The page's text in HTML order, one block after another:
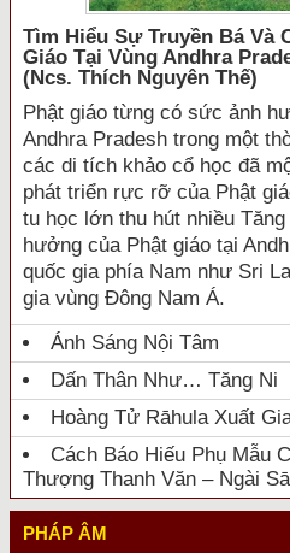
Tìm Hiểu Sự Truyền Bá Và
Giáo Tại Vùng Andhra
(ncs. Thích Nguyên Thế)
Phật giáo từng có sức ảnh
Andhra Pradesh trong một
các di tích khảo cổ học đã
phát triển rực rỡ của Phật
tu học lớn thu hút nhiều
hưởng của Phật giáo tại
quốc gia phía Nam như Sri
gia vùng Đông Nam Á.
Ánh Sáng Nội Tâm
Dấn Thân Như… Tăng Ni
Hoàng Tử Rāhula Xuất
Cách Báo Hiếu Phụ Mẫu
Thượng Thanh Văn – Ngài
PHÁP ÂM